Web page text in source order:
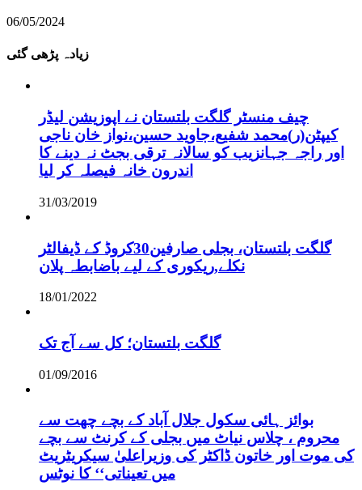
06/05/2024
زیادہ پڑھی گئی
چیف منسٹر گلگت بلتستان نے اپوزیشن لیڈر
کیپٹن(ر)محمد شفیع،جاوید حسین،نواز خان ناجی
اور راجہ جہانزیب کو سالانہ ترقی بجٹ نہ دینے کا
اندرون خانہ فیصلہ کر لیا
31/03/2019
گلگت بلتستان، بجلی صارفین30کروڈ کے ڈیفالٹر
نکلے,ریکوری کے لیے باضابطہ پلان
18/01/2022
گلگت بلتستان؛ کل سے آج تک
01/09/2016
بوائز ہائی سکول جلال آباد کے بچے چھت سے
محروم ، چلاس نیاٹ میں بجلی کے کرنٹ سے بچے
کی موت اور خاتون ڈاکٹر کی وزیراعلیٰ سیکریٹریٹ
میں تعیناتی‘‘ کا نوٹس